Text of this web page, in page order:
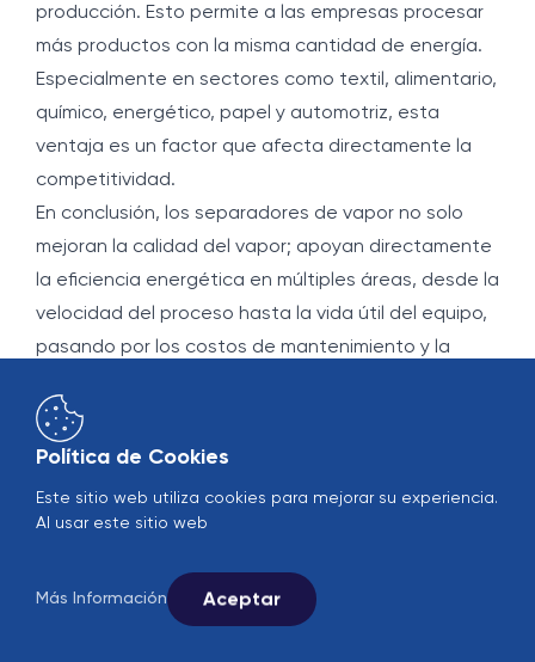
producción. Esto permite a las empresas procesar
más productos con la misma cantidad de energía.
Especialmente en sectores como textil, alimentario,
químico, energético, papel y automotriz, esta
ventaja es un factor que afecta directamente la
competitividad.
En conclusión, los separadores de vapor no solo
mejoran la calidad del vapor; apoyan directamente
la eficiencia energética en múltiples áreas, desde la
velocidad del proceso hasta la vida útil del equipo,
pasando por los costos de mantenimiento y la
aumento de los costos de energía y los objetivos
de sostenibilidad, el uso de separadores se
estratégica, tanto económica como
Política de Cookies
Este sitio web utiliza cookies para mejorar su experiencia.
Al usar este sitio web
Más Información Aceptar